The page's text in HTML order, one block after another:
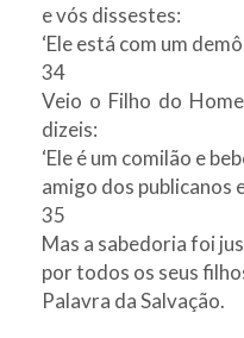
e vós dissestes:
‘Ele está com um
34
Veio o Filho do
dizeis:
‘Ele é um comilão e
amigo dos publicanos
35
Mas a sabedoria foi
por todos os seus
Palavra da Salvação.